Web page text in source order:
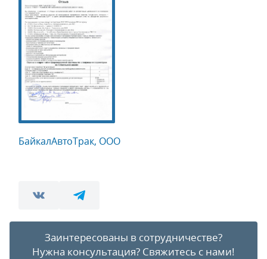
БайкалАвтоТрак, ООО
Заинтересованы в сотрудничестве?
Нужна консультация? Свяжитесь с нами!